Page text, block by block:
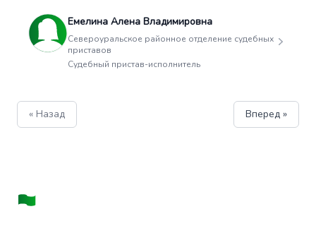
Емелина Алена Владимировна
Североуральское районное отделение судебных
приставов
Судебный пристав-исполнитель
« Назад Вперед »